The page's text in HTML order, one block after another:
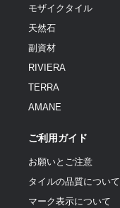
モザイクタイル
天然石
副資材
RIVIERA
TERRA
AMANE
ご利用ガイド
お願いとご注意
タイルの品質について
マーク表示について